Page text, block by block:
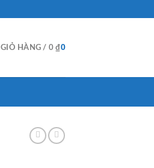
GIỎ HÀNG / 0₫0